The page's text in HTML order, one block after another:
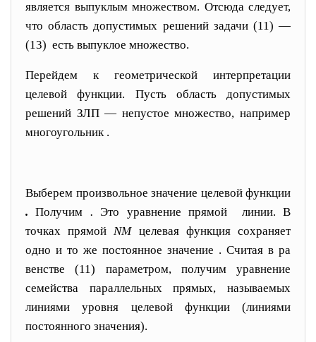
является выпуклым множеством. Отсюда следует,
что область допустимых решений задачи (11) —
(13) есть выпуклое множество.
Перейдем к геометрической интерпретации
целевой функции. Пусть область допустимых
решений ЗЛП — непустое множество, например
многоугольник .
Выберем произвольное значение целевой функции
. Получим . Это уравнение прямой линии. В
точках прямойNМцелевая функция сохраняет
одно и то же постоянное значение . Считая в ра
венстве (11) параметром, получим уравнение
семейства параллельных прямых, называемых
линиями уровня целевой функции (линиями
постоянного значения).